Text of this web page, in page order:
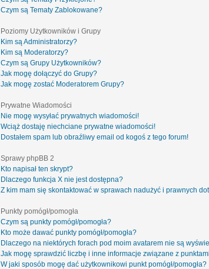
Czym są Tematy Zablokowane?
Poziomy Użytkowników i Grupy
Kim są Administratorzy?
Kim są Moderatorzy?
Czym są Grupy Użytkowników?
Jak mogę dołączyć do Grupy?
Jak mogę zostać Moderatorem Grupy?
Prywatne Wiadomości
Nie mogę wysyłać prywatnych wiadomości!
Wciąż dostaję niechciane prywatne wiadomości!
Dostałem spam lub obraźliwy email od kogoś z tego forum!
Sprawy phpBB 2
Kto napisał ten skrypt?
Dlaczego funkcja X nie jest dostępna?
Z kim mam się skontaktować w sprawach nadużyć i prawnych
Punkty pomógł/pomogła
Czym są punkty pomógł/pomogła?
Kto może dawać punkty pomógł/pomogła?
Dlaczego na niektórych forach pod moim avatarem nie są
Jak mogę sprawdzić liczbę i inne informacje związane z
W jaki sposób mogę dać użytkownikowi punkt pomógł/pomogła?